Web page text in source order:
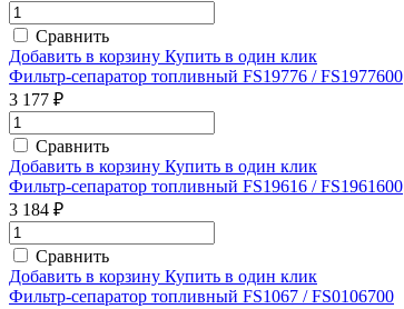
Сравнить
Добавить в корзину Купить в один клик
Фильтр-сепаратор топливный FS19776 / FS1977600
3 177 ₽
Сравнить
Добавить в корзину Купить в один клик
Фильтр-сепаратор топливный FS19616 / FS1961600
3 184 ₽
Сравнить
Добавить в корзину Купить в один клик
Фильтр-сепаратор топливный FS1067 / FS0106700